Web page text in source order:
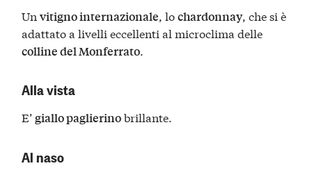
Unvitigno internazionale, lochardonnay, che si è
adattato a livelli eccellenti al microclima delle
colline del Monferrato.
Alla vista
E’giallo paglierinobrillante.
Al naso